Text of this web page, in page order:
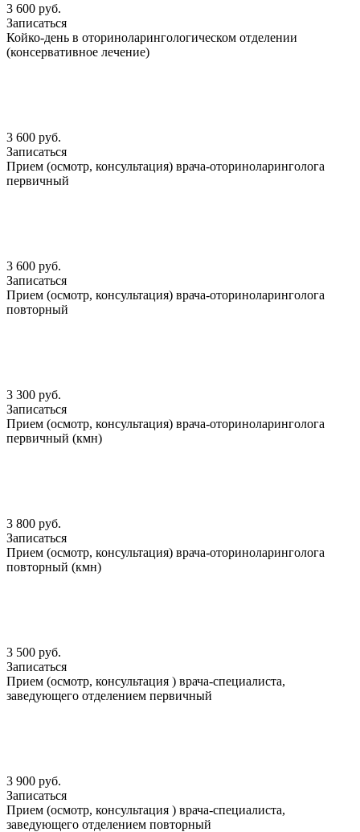
3 600 руб.
Записаться
Койко-день в оториноларингологическом отделении
(консервативное лечение)
3 600 руб.
Записаться
Прием (осмотр, консультация) врача-оториноларинголога
первичный
3 600 руб.
Записаться
Прием (осмотр, консультация) врача-оториноларинголога
повторный
3 300 руб.
Записаться
Прием (осмотр, консультация) врача-оториноларинголога
первичный (кмн)
3 800 руб.
Записаться
Прием (осмотр, консультация) врача-оториноларинголога
повторный (кмн)
3 500 руб.
Записаться
Прием (осмотр, консультация ) врача-специалиста,
заведующего отделением первичный
3 900 руб.
Записаться
Прием (осмотр, консультация ) врача-специалиста,
заведующего отделением повторный